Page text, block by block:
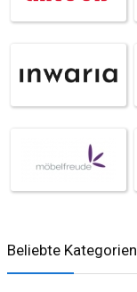
Beliebte Kategorien